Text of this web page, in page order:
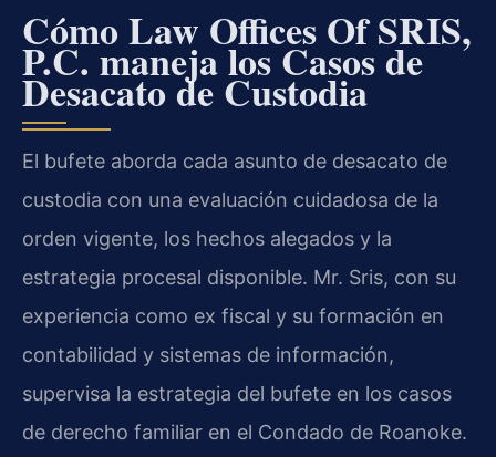
Cómo Law Offices Of SRIS,
P.C. maneja los Casos de
Desacato de Custodia
El bufete aborda cada asunto de desacato de
custodia con una evaluación cuidadosa de la
orden vigente, los hechos alegados y la
estrategia procesal disponible. Mr. Sris, con su
experiencia como ex fiscal y su formación en
contabilidad y sistemas de información,
supervisa la estrategia del bufete en los casos
de derecho familiar en el Condado de Roanoke.